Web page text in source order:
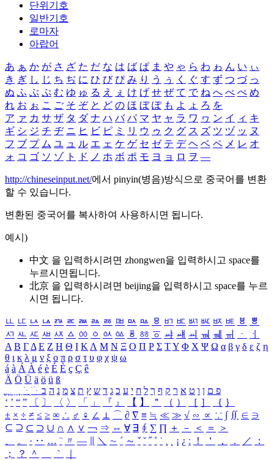
단위기호
일반기호
로마자
아랍어
あ ぁ か が さ ざ た だ な は ば ぱ ま や ゃ ら わ ゎ ん い ぃ
き ぎ し じ ち ぢ に ひ び ぴ み り う ぅ く ぐ す ず つ づ っ
ぬ ふ ぶ ぷ む ゆ ゅ る え ぇ け げ せ ぜ て で ね へ べ ぺ め
れ お ぉ こ ご そ ぞ と ど の ほ ぼ ぽ も よ ょ ろ を
ア ァ カ サ ザ タ ダ ナ ハ バ パ マ ヤ ャ ラ ワ ヮ ン イ ィ キ
ギ シ ジ チ ヂ ニ ヒ ビ ピ ミ リ ウ ゥ ク グ ス ズ ツ ヅ ッ ヌ
フ ブ プ ム ユ ュ ル エ ェ ケ ゲ セ ゼ テ デ ヘ ベ ペ メ レ オ
ォ コ ゴ ソ ゾ ト ド ノ ホ ボ ポ モ ヨ ョ ロ ヲ ―
http://chineseinput.net/에서 pinyin(병음)방식으로 중국어를 변환
할 수 있습니다.
변환된 중국어를 복사하여 사용하시면 됩니다.
예시)
中文 을 입력하시려면 zhongwen을 입력하시고 space를
누르시면됩니다.
北京 을 입력하시려면 beijing을 입력하시고 space를 누르
시면 됩니다.
ㅥ ㅦ ㅧ ㅨ ㅩ ㅪ ㅫ ㅬ ㅭ ㅮ ㅯ ㅰ ㅱ ㅲ ㅳ ㅴ ㅵ ㅶ ㅷ ㅸ
ㅹ
ㅺ ㅻ ㅼ ㅽ ㅾ ㅿ ㆀ ㆁ ㆂ ㆃ ㆄ ㆅ ㆆ ㆇ ㆈ ㆉ ㆊ ㆋ ㆌ ㆍ
ㆎ
Α Β ΓΔ Ε Ζ Η Θ Ι ΚΛ Μ Ν Ξ Ο Π Ρ Σ ΤΥ Φ Χ Ψ Ω α β γ δ ε ζ η
θ ι κ λ μ ν ξ ο π ρ σ τ υ φ χ ψ ω
á à Á À é è É È ç Ç ê
Ä Ö Ü ä ö ü ß
ִֶֹ ֻּ ׁׂ פ ם ן ו ט א ר ק ף ך ל ח י ע כ ג ד ש ץ ת צ מ נ ה ב
‘ ’ “ ” 〔 〕 〈 〉 「 」 『 』 【 】 ＂ （ ） ［ ］ ｛ ｝
± × ÷ ≠ ≤ ≥ ∞ ∴ ♂ ♀ ∠ ⊥ ⌒ ∂ ∇ ≡ ≒ ≪ ≫ √ ∽ ∝ ∵ ∫ ∬ ∈ ∋
⊆ ⊇ ⊂ ⊃ ∪ ∩ ∧ ∨ ￢ ⇒ ⇔ ∀ ∃ ∮ ∑ ∏ ＋ － ＜ ＝
＞
、
。 · ‥ … ¨ 〃 ― ＼ ∼ ´ ～ ˇ ˘ ˝ ˚ ˙ ¸ ¡ ¿ ː ！ ＇ ， ． ／
：
；
？ ＾ ｀